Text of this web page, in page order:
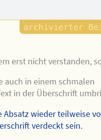
erst nicht verstanden,
auch in einem schmalen
in der Überschrift
wieder teilweise
verdeckt sein.